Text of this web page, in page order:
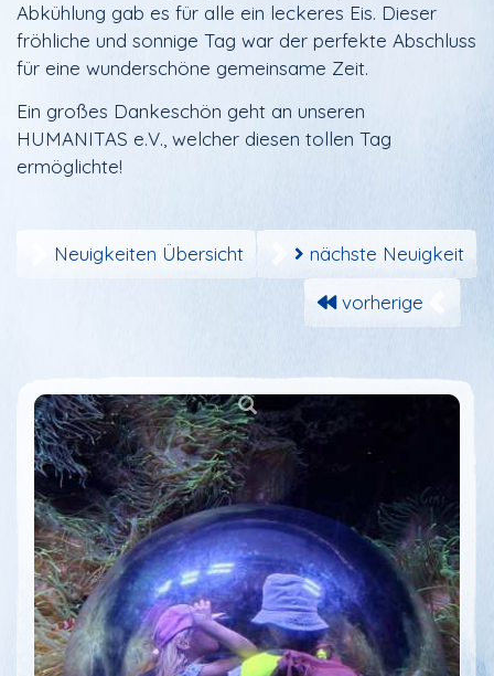
Abkühlung gab es für alle ein leckeres Eis. Dieser
fröhliche und sonnige Tag war der perfekte Abschluss
für eine wunderschöne gemeinsame Zeit.
Ein großes Dankeschön geht an unseren
HUMANITAS e.V., welcher diesen tollen Tag
ermöglichte!
Neuigkeiten Übersicht nächste Neuigkeit
vorherige